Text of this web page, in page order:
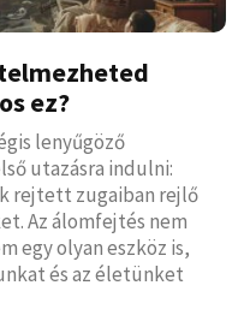
ez?
lenyűgöző
utazásra indulni:
rejtett zugaiban rejlő
Az álomfejtés nem
egy olyan eszköz is,
és az életünket